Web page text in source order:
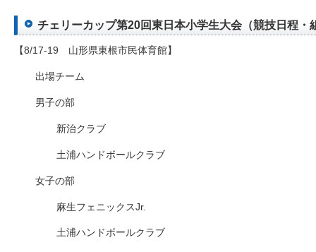
チェリーカップ第20回東日本小学生大会（競技日程・
【8/17-19 山形県東根市民体育館】
出場チーム
男子の部
新治クラブ
土浦ハンドボールクラブ
女子の部
麻生フェニックスJr.
土浦ハンドボールクラブ